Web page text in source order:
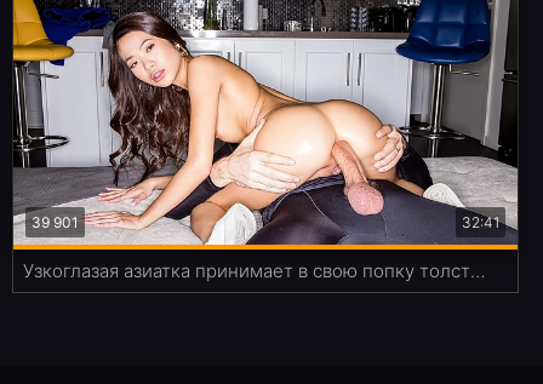
32:41
39 901
Узкоглазая азиатка принимает в свою попку толстенный хуй